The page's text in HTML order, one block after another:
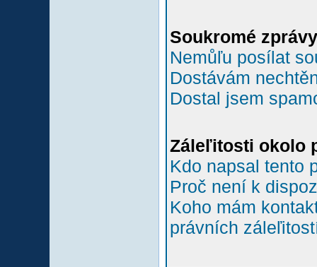
Soukromé zprávy
Nemůľu posílat
Dostávám
Dostal jsem
Záleľitosti okolo
Kdo napsal tento
Proč není k
Koho mám
právních